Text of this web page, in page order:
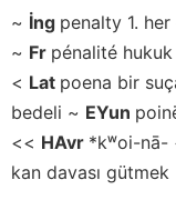
~ İng penalty 1.
~ Fr pénalité
< Lat poena bir
bedeli ~ EYun
<< HAvr *kʷoi-nā-
kan davası gütmek